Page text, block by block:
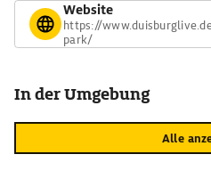
Website
https://
park/
In der Umgebung
Alle